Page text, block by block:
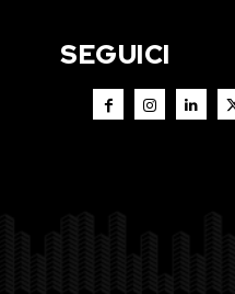
SEGUICI